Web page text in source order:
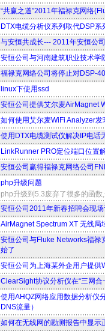
“共赢之道”2011年福禄克网络
DTX电缆分析仪系列取代DSP
与安恒共成长--- 2011年安恒公
安恒公司与河南建筑职业技术
福禄克网络公司将停止对DSP-
linux下使用ssd
安恒公司提供艾尔麦AirMagnet
如何使用艾尔麦WiFi Analyzer
使用DTX电缆测试仪解决IP电话
LinkRunner PRO定位端口位置
安恒公司赢得福禄克网络公司
php升级问题
php升级到5.3废弃了很多的函
安恒公司2011年新春招聘会现
AirMagnet Spectrum XT 无线局
安恒公司与Fluke Networks福禄
始了
安恒公司为上海某外企用户提供
ClearSight协议分析仪在“三网合
使用AHQZ网络应用数据分析仪
DNS流量）
如何在无线网的勘测报告中显示